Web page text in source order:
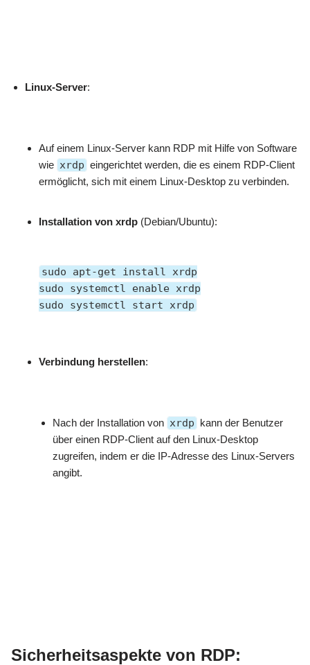
Linux-Server:
Auf einem Linux-Server kann RDP mit Hilfe von Software
wie xrdp eingerichtet werden, die es einem RDP-Client
ermöglicht, sich mit einem Linux-Desktop zu verbinden.
Installation von xrdp (Debian/Ubuntu):
sudo apt-get install xrdp
sudo systemctl enable xrdp
sudo systemctl start xrdp
Verbindung herstellen:
Nach der Installation von xrdp kann der Benutzer
über einen RDP-Client auf den Linux-Desktop
zugreifen, indem er die IP-Adresse des Linux-Servers
angibt.
Sicherheitsaspekte von RDP: